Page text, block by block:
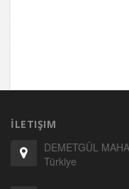
İLETIŞIM
DEMETGÜL
Türkiye